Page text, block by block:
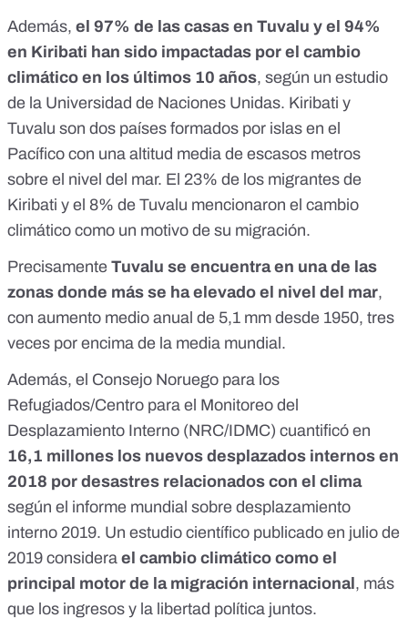
Además, el 97% de las casas en Tuvalu y el 94%
en Kiribati han sido impactadas por el cambio
climático en los últimos 10 años, según un estudio
de la Universidad de Naciones Unidas. Kiribati y
Tuvalu son dos países formados por islas en el
Pacífico con una altitud media de escasos metros
sobre el nivel del mar. El 23% de los migrantes de
Kiribati y el 8% de Tuvalu mencionaron el cambio
climático como un motivo de su migración.
Precisamente Tuvalu se encuentra en una de las
zonas donde más se ha elevado el nivel del mar,
con aumento medio anual de 5,1 mm desde 1950, tres
veces por encima de la media mundial.
Además, el Consejo Noruego para los
Refugiados/Centro para el Monitoreo del
Desplazamiento Interno (NRC/IDMC) cuantificó en
16,1 millones los nuevos desplazados internos en
2018 por desastres relacionados con el clima
según el informe mundial sobre desplazamiento
interno 2019. Un estudio científico publicado en julio de
2019 considera el cambio climático como el
principal motor de la migración internacional , más
que los ingresos y la libertad política juntos.